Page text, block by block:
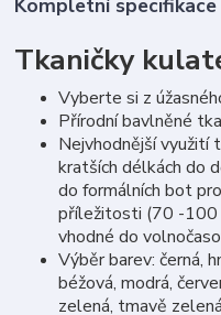
Kompletní specifikace
Tkaničky
Vyberte si z
Přírodní bavlněné
Nejvhodnější využití
kratších délkách do
do formálních bot
příležitosti (70 -100
vhodné do
Výběr barev: černá,
béžová, modrá,
zelená, tmavě